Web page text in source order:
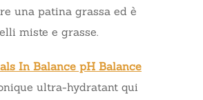
una patina grassa ed è
miste e grasse.
In Balance pH Balance
ultra-hydratant qui